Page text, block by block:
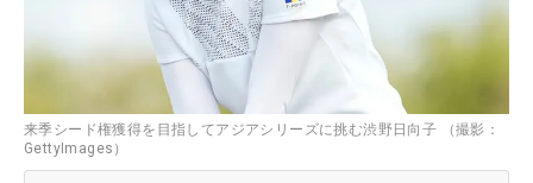
来季シード権獲得を目指してアジアシリーズに挑む渋野日向子 （撮影：
GettyImages）